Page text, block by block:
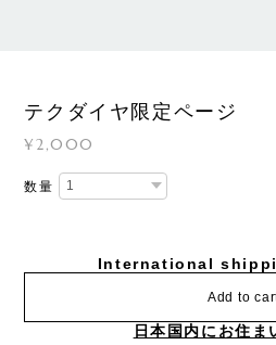
テクダイヤ限定ページ
¥2,000
数量
International
Add to
日本国内にお住ま